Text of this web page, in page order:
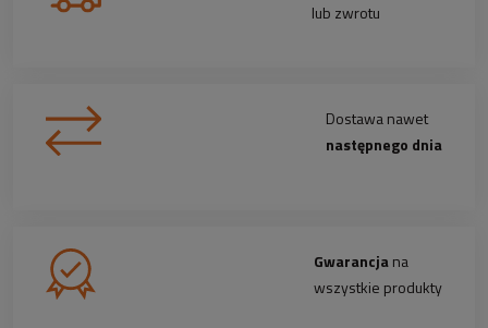
lub zwrotu
Dostawa nawet
następnego dnia
Gwarancjana
wszystkie produkty